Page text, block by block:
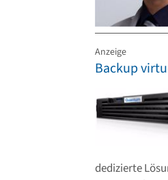
Anzeige
Backup
dedizierte